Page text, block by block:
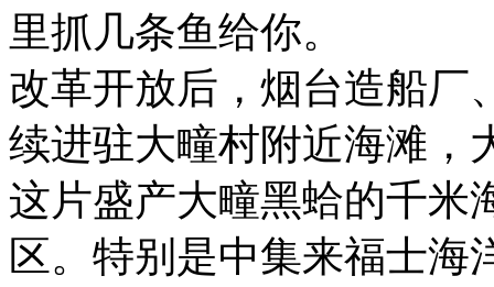
里抓几条鱼给你。
改革开放后，烟台造船厂
续进驻大疃村附近海滩，
这片盛产大疃黑蛤的千米
区。特别是中集来福士海